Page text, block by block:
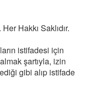
Hakkı Saklıdır.
istifadesi için
şartıyla, izin
gibi alıp istifade